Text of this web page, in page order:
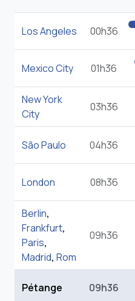
Los Angeles 00h36
Mexico City 01h36
New York
City
03h36
São Paulo 04h36
London 08h36
Berlin,
Frankfurt,
Paris,
Madrid, Rom
09h36
Pétange 09h36